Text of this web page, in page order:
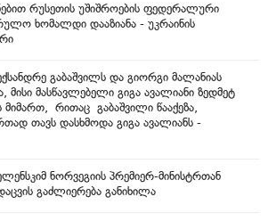
რუსეთის უშიშროების ფედერალური
ხომალდი დააზიანა - უკრაინის
გაბაშვილს და გიორგი მალანიას
მასწავლებელი გიგა ავალიანი ზედმეტ
მიმართ, რითაც გაბაშვილი წააქეზა,
თავს დასხმოდა გიგა ავალიანს -
ნორვეგიის პრემიერ-მინისტრთან
გაძლიერება განიხილა